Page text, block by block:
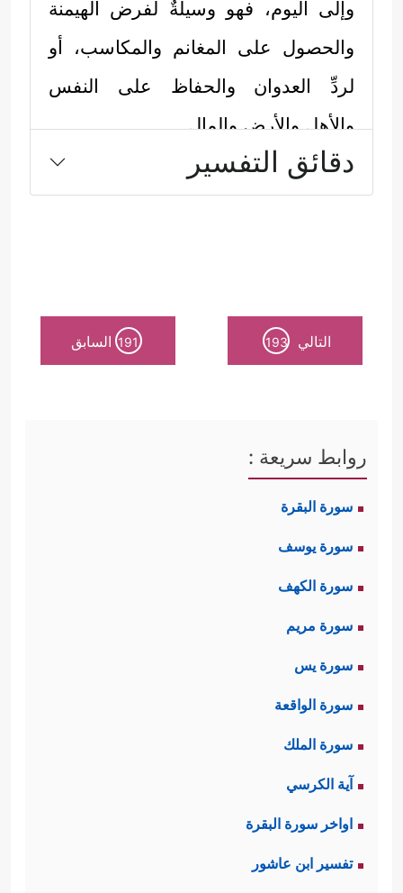
وإلى اليوم، فهو وسيلةٌ لفرض الهيمنة
والحصول على المغانم والمكاسب، أو
لردِّ العدوان والحفاظ على النفس
والأهل والأرض والمال.
والمجتمع في حالة العدوان أو في حالة
المجتمعات البشريّة، ترعاه قيادة
المجتمع المتمثلة بالدولة، أو بشيخ
الأخرى، إلا أن هذه القوَّة في الإسلام
تختلف عنها في المجتمعات الأخرى
البعيدة عن شريعة الله نظريةً أو تطبيقًا.
وفي هذا المقطع بيان لهذه السمات
المميَّزة :
أولًا: أنّه قتالٌ في سبيل الله،
سَبِیلِ ٱللَّهِ﴾
البشر نزاعًا على الملك، وطلبًا للماء
والكَلَأ والنفط، إنه قتال موصول بالله
دقائق التفسير
التالي 193
191 السابق
روابط سريعة :
سورة البقرة
سورة يوسف
سورة الكهف
سورة مريم
سورة يس
سورة الواقعة
سورة الملك
آية الكرسي
اواخر سورة البقرة
تفسير ابن عاشور